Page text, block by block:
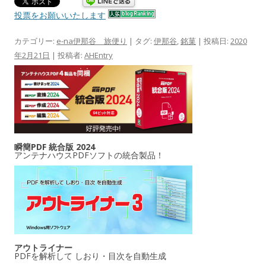
投票をお願いいたします
カテゴリー: e-na伊那谷 旅便り | タグ: 伊那谷,銘菓 | 投稿日: 2020
年2月21日 | 投稿者: AHEntry
瞬簡PDF 統合版 2024
アンテナハウスPDFソフトの統合製品！
アウトライナー
PDFを解析して しおり・目次を自動生成